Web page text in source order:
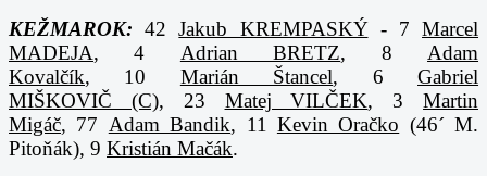
KEŽMAROK: 42Jakub KREMPASKÝ- 7Marcel
MADEJA, 4 Adrian BRETZ, 8 Adam
Kovalčík, 10 Marián Štancel, 6Gabriel
MIŠKOVIČ (C), 23 Matej VILČEK, 3Martin
Migáč, 77 Adam Bandik, 11 Kevin Oračko (46´ M.
Pitoňák), 9 Kristián Mačák.